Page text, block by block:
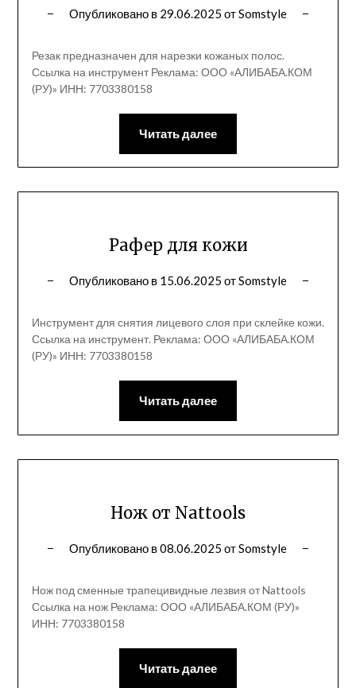
Опубликовано в 29.06.2025 отSomstyle
Резак предназначен для нарезки кожаных полос.
Ссылка на инструмент Реклама: ООО «АЛИБАБА.КОМ
(РУ)» ИНН: 7703380158
Читать далее
Рафер для кожи
Опубликовано в 15.06.2025 отSomstyle
Инструмент для снятия лицевого слоя при склейке кожи.
Ссылка на инструмент. Реклама: ООО «АЛИБАБА.КОМ
(РУ)» ИНН: 7703380158
Читать далее
Нож от Nattools
Опубликовано в08.06.2025 отSomstyle
Нож под сменные трапецивидные лезвия от Nattools
Ссылка на нож Реклама: ООО «АЛИБАБА.КОМ (РУ)»
ИНН: 7703380158
Читать далее